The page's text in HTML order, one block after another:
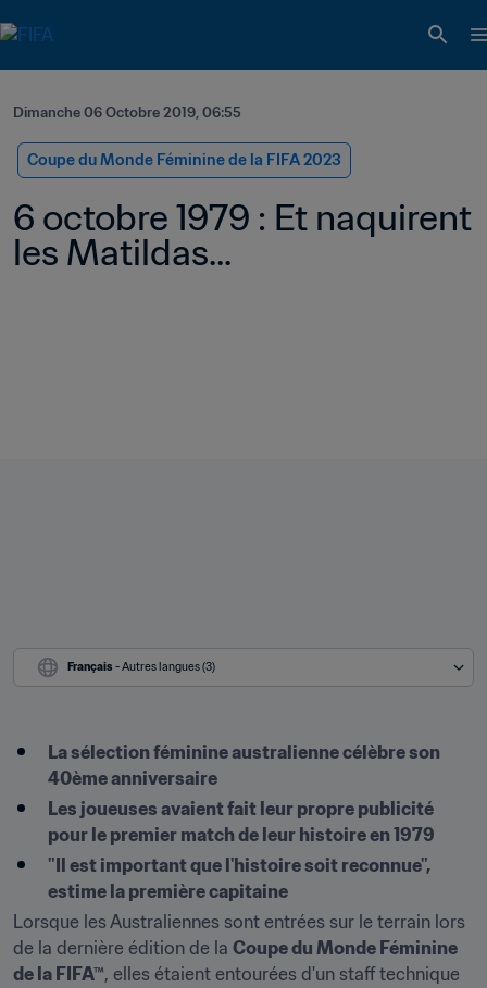
Dimanche 06 Octobre 2019, 06:55
Coupe du Monde Féminine de la FIFA 2023
6 octobre 1979 : Et naquirent
les Matildas...
Français - Autres langues (3)
La sélection féminine australienne célèbre son
40ème anniversaire
Les joueuses avaient fait leur propre publicité
pour le premier match de leur histoire en 1979
"Il est important que l'histoire soit reconnue",
estime la première capitaine
Lorsque les Australiennes sont entrées sur le terrain lors
de la dernière édition de la Coupe du Monde Féminine
de la FIFA™, elles étaient entourées d'un staff technique